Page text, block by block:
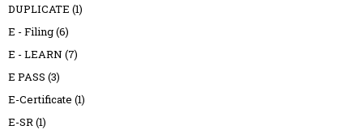
DUPLICATE (1)
E - Filing(6)
E - LEARN (7)
E PASS (3)
E-Certificate (1)
E-SR(1)